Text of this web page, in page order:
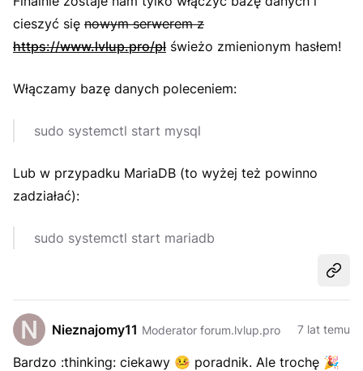
cieszyć się nowym serwerem z
https://www.lvlup.pro/pl świeżo zmienionym hasłem!
Włączamy bazę danych poleceniem:
sudo systemctl start mysql
Lub w przypadku MariaDB (to wyżej też powinno
zadziałać):
sudo systemctl start mariadb
Nieznajomy11 Moderator forum.lvlup.pro 7 lat temu
Bardzo :thinking: ciekawy 🤒 poradnik. Ale trochę 🎉